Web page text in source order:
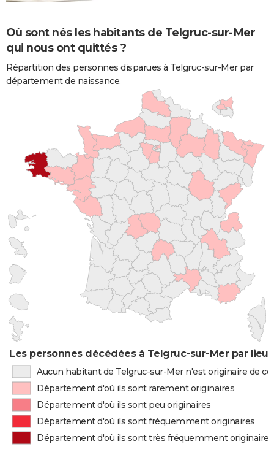
Où sont nés les habitants de Telgruc-sur-Mer
qui nous ont quittés ?
Répartition des personnes disparues à Telgruc-sur-Mer par
département de naissance.
Les personnes décédées à Telgruc-sur-Mer par lieu
Aucun habitant de Telgruc-sur-Mer n'est originaire de
Département d'où ils sont rarement originaires
Département d'où ils sont peu originaires
Département d'où ils sont fréquemment originaires
Département d'où ils sont très fréquemment originaires